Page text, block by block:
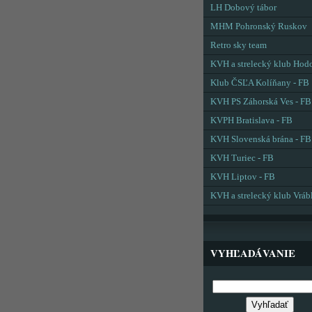
LH Dobový tábor
MHM Pohronský Ruskov
Retro sky team
KVH a strelecký klub
Klub ČSĽA Kolíňany - FB
KVH PS Záhorská Ves - FB
KVPH Bratislava - FB
KVH Slovenská brána - FB
KVH Turiec - FB
KVH Liptov - FB
KVH a strelecký klub
VYHĽADÁVANIE